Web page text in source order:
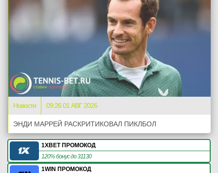
Новости 09:26 01 АВГ 2026
ЭНДИ МАРРЕЙ РАСКРИТИКОВАЛ ПИКЛБОЛ
1XBET ПРОМОКОД
120% бонус до 31130
1WIN ПРОМОКОД